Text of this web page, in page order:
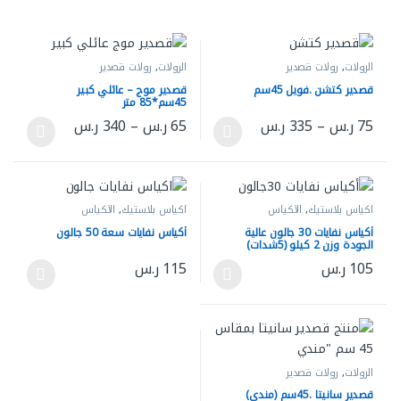
الرولات, رولات قصدير
قصدير كتشن .فويل 45سم
75ر.س–
335 ر.سنطاق السعر: من ⁦75 ر.س⁩ خلال ⁦335 ر.س⁩
هناك العديد من الأشكال المختلفة لهذا المنتج. يمكن اختيار
الرولات, رولات قصدير
قصدير موج – عائلي كبير
45سم*85 متر
65ر.س–
340 ر.سنطاق السعر: من ⁦65 ر.س⁩
هناك العديد من الأشكال
أكياس بلاستيك, الأكياس
أكياس نفايات 30 جالون عالية
الجودة وزن 2 كيلو (5شدات)
105 ر.س
هناك العديد من الأشكال المختلفة لهذا المنتج. يمكن اختيار
أكياس بلاستيك, الأكياس
أكياس نفايات سعة 50 جالون
115 ر.س
هناك العديد من الأشكال
الرولات, رولات قصدير
قصدير سانيتا .45سم (مندي)